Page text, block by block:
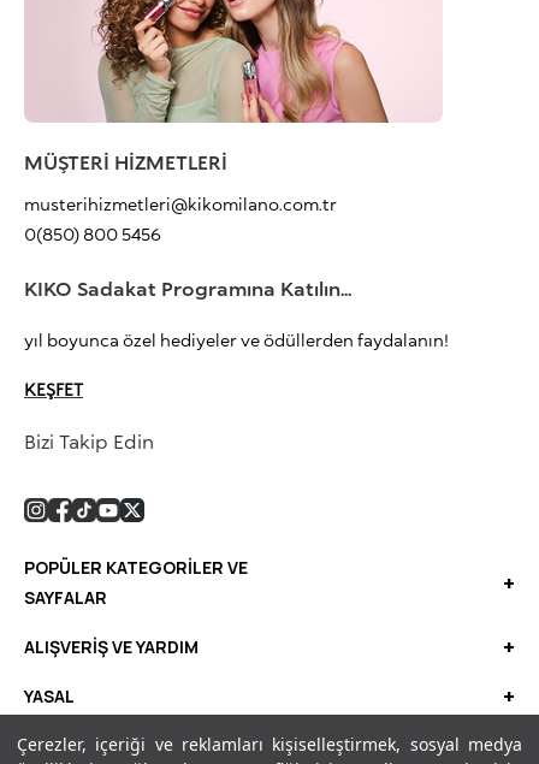
Çerezler, içeriği ve reklamları kişiselleştirmek, sosyal medya
MÜŞTERİ HİZMETLERİ
musterihizmetleri@kikomilano.com.tr
0(850) 800 5456
KIKO Sadakat Programına Katılın...
yıl boyunca özel hediyeler ve ödüllerden faydalanın!
KEŞFET
Bizi Takip Edin
POPÜLER KATEGORİLER VE
SAYFALAR
+
KIKO ME
Göz Makyajı
Yüz Makyajı
ALIŞVERİŞ VE YARDIM +
Çok Satanlar
YASAL +
Müşteri Aydınlatma Metni
Uygulamamıza Buradan Ulaşabilirsiniz.